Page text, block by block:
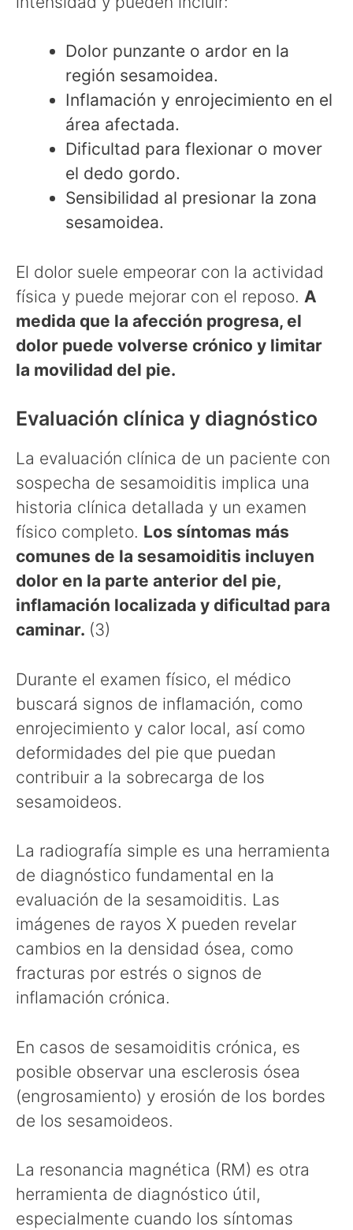
Dolor punzante o ardor en la
región sesamoidea.
Inflamación y enrojecimiento en el
área afectada.
Dificultad para flexionar o mover
el dedo gordo.
Sensibilidad al presionar la zona
sesamoidea.
El dolor suele empeorar con la actividad
física y puede mejorar con el reposo. A
medida que la afección progresa, el
dolor puede volverse crónico y limitar
la movilidad del pie.
Evaluación clínica y diagnóstico
La evaluación clínica de un paciente con
sospecha de sesamoiditis implica una
historia clínica detallada y un examen
físico completo. Los síntomas más
comunes de la sesamoiditis incluyen
dolor en la parte anterior del pie,
inflamación localizada y dificultad para
caminar. (3)
Durante el examen físico, el médico
buscará signos de inflamación, como
enrojecimiento y calor local, así como
deformidades del pie que puedan
contribuir a la sobrecarga de los
sesamoideos.
La radiografía simple es una herramienta
de diagnóstico fundamental en la
evaluación de la sesamoiditis. Las
imágenes de rayos X pueden revelar
cambios en la densidad ósea, como
fracturas por estrés o signos de
inflamación crónica.
En casos de sesamoiditis crónica, es
posible observar una esclerosis ósea
(engrosamiento) y erosión de los bordes
de los sesamoideos.
La resonancia magnética (RM) es otra
herramienta de diagnóstico útil,
especialmente cuando los síntomas